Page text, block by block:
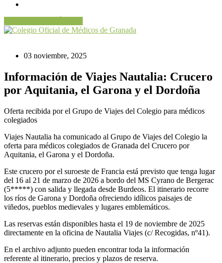
03 noviembre, 2025
Información de Viajes Nautalia: Crucero
por Aquitania, el Garona y el Dordoña
Oferta recibida por el Grupo de Viajes del Colegio para médicos
colegiados
Viajes Nautalia ha comunicado al Grupo de Viajes del Colegio la
oferta para médicos colegiados de Granada del Crucero por
Aquitania, el Garona y el Dordoña.
Este crucero por el suroeste de Francia está previsto que tenga lugar
del 16 al 21 de marzo de 2026 a bordo del MS Cyrano de Bergerac
(5*****) con salida y llegada desde Burdeos. El itinerario recorre
los ríos de Garona y Dordoña ofreciendo idílicos paisajes de
viñedos, pueblos medievales y lugares emblemáticos.
Las reservas están disponibles hasta el 19 de noviembre de 2025
directamente en la oficina de Nautalia Viajes (c/ Recogidas, nº41).
En el archivo adjunto pueden encontrar toda la información
referente al itinerario, precios y plazos de reserva.